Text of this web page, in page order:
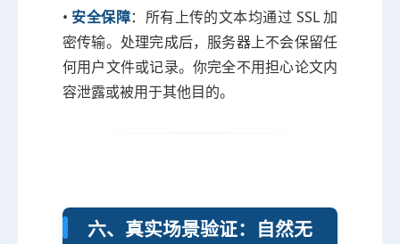
• 安全保障：所有上传的文本均通过 SSL 加
密传输。处理完成后，服务器上不会保留任
何用户文件或记录。你完全不用担心论文内
容泄露或被用于其他目的。
六、真实场景验证：自然无